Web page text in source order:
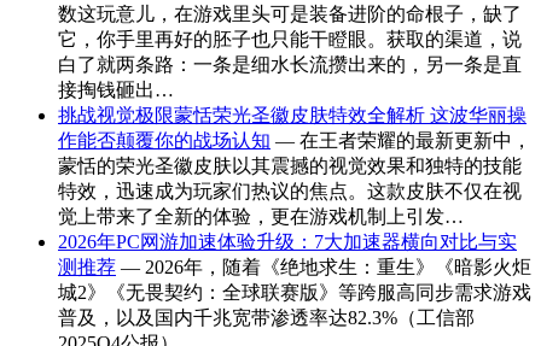
数这玩意儿，在游戏里头可是装备进阶的命根子，缺了
它，你手里再好的胚子也只能干瞪眼。获取的渠道，说
白了就两条路：一条是细水长流攒出来的，另一条是直
接掏钱砸出…
挑战视觉极限蒙恬荣光圣徽皮肤特效全解析 这波华丽操
作能否颠覆你的战场认知 — 在王者荣耀的最新更新中，
蒙恬的荣光圣徽皮肤以其震撼的视觉效果和独特的技能
特效，迅速成为玩家们热议的焦点。这款皮肤不仅在视
觉上带来了全新的体验，更在游戏机制上引发…
2026年PC网游加速体验升级：7大加速器横向对比与实
测推荐 — 2026年，随着《绝地求生：重生》《暗影火炬
城2》《无畏契约：全球联赛版》等跨服高同步需求游戏
普及，以及国内千兆宽带渗透率达82.3%（工信部